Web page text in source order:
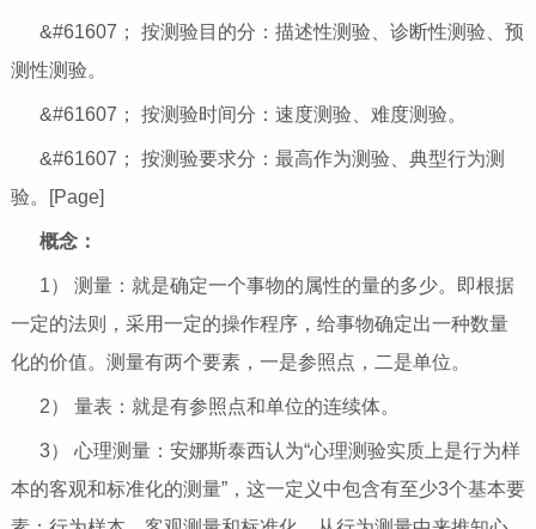
&#61607； 按测验目的分：描述性测验、诊断性测验、预
测性测验。
&#61607； 按测验时间分：速度测验、难度测验。
&#61607； 按测验要求分：最高作为测验、典型行为测
验。[Page]
概念：
1） 测量：就是确定一个事物的属性的量的多少。即根据
一定的法则，采用一定的操作程序，给事物确定出一种数量
化的价值。测量有两个要素，一是参照点，二是单位。
2） 量表：就是有参照点和单位的连续体。
3） 心理测量：安娜斯泰西认为“心理测验实质上是行为样
本的客观和标准化的测量”，这一定义中包含有至少3个基本要